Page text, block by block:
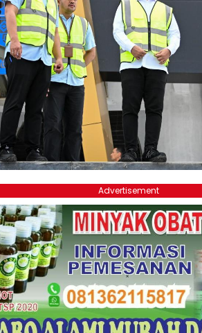
Advertisement